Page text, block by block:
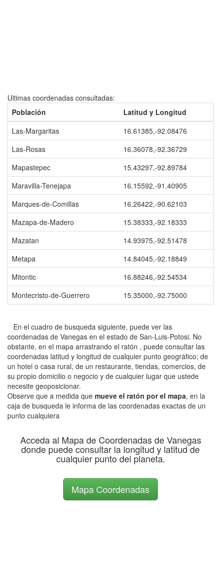
Ultimas coordenadas consultadas:
Población
Latitud y Longitud
Las-Margaritas
16.61385,-92.08476
Las-Rosas
16.36078,-92.36729
Mapastepec
15.43297,-92.89784
Maravilla-Tenejapa
16.15592,-91.40905
Marques-de-Comillas
16.26422,-90.62103
Mazapa-de-Madero
15.38333,-92.18333
Mazatan
14.93975,-92.51478
Metapa
14.84045,-92.18849
Mitontic
16.88246,-92.54534
Montecristo-de-Guerrero
15.35000,-92.75000
En el cuadro de busqueda siguiente, puede ver las
coordenadas de Vanegas en el estado de San-Luis-Potosi. No
obstante, en el mapa arrastrando el ratón , puede consultar las
coordenadas latitud y longitud de cualquier punto geográfico; de
un hotel o casa rural, de un restaurante, tiendas, comercios, de
su propio domicilio o negocio y de cualquier lugar que ustede
necesite geoposicionar.
Observe que a medida que mueve el ratón por el mapa, en la
caja de busqueda le informa de las coordenadas exactas de un
punto cualquiera
Acceda al Mapa de Coordenadas de Vanegas
donde puede consultar la longitud y latitud de
cualquier punto del planeta.
Mapa Coordenadas